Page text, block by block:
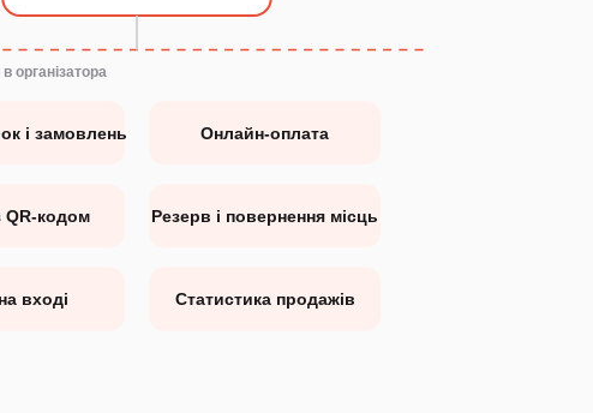
організатора
і замовлень Онлайн-оплата
QR-кодом Резерв і повернення місць
вході Статистика продажів